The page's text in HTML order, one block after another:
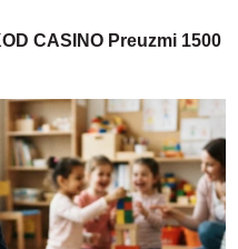
CASINO Preuzmi 1500